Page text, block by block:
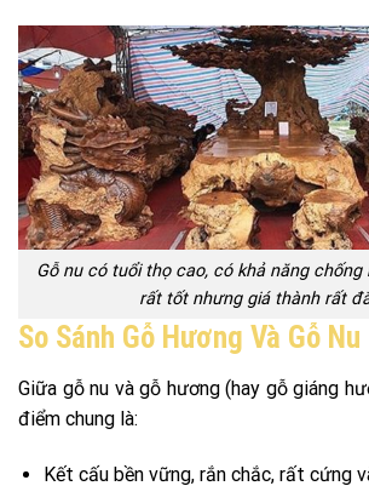
Gỗ nu có tuổi thọ cao, có khả năng
rất tốt nhưng giá thành rất
So Sánh Gỗ Hương Và Gỗ Nu
Giữa gỗ nu và gỗ hương (hay gỗ giáng
điểm chung là:
Kết cấu bền vững, rắn chắc, rất cứng